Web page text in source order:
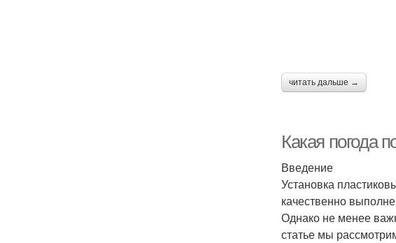
читать дальше →
Какая погода
Введение
Установка
качественно
Однако не менее
статье мы